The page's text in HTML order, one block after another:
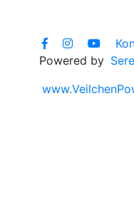
Powered by